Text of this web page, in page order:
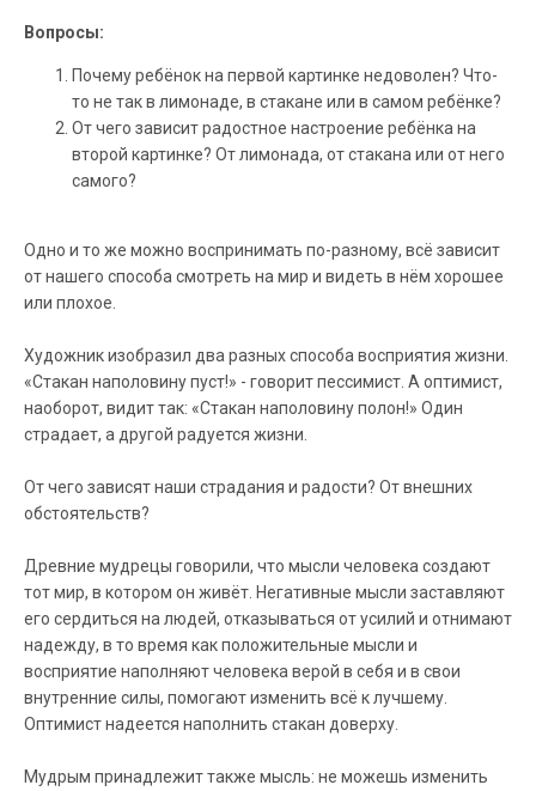
Вопросы:
Почему ребёнок на первой картинке недоволен? Что-
то не так в лимонаде, в стакане или в самом ребёнке?
От чего зависит радостное настроение ребёнка на
второй картинке? От лимонада, от стакана или от него
самого?
Одно и то же можно воспринимать по-разному, всё зависит
от нашего способа смотреть на мир и видеть в нём хорошее
или плохое.
Художник изобразил два разных способа восприятия жизни.
«Стакан наполовину пуст!» - говорит пессимист. А оптимист,
наоборот, видит так: «Стакан наполовину полон!» Один
страдает, а другой радуется жизни.
От чего зависят наши страдания и радости? От внешних
обстоятельств?
Древние мудрецы говорили, что мысли человека создают
тот мир, в котором он живёт. Негативные мысли заставляют
его сердиться на людей, отказываться от усилий и отнимают
надежду, в то время как положительные мысли и
восприятие наполняют человека верой в себя и в свои
внутренние силы, помогают изменить всё к лучшему.
Оптимист надеется наполнить стакан доверху.
Мудрым принадлежит также мысль: не можешь изменить